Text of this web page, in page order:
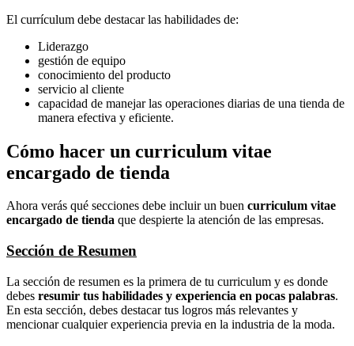
El currículum debe destacar las habilidades de:
Liderazgo
gestión de equipo
conocimiento del producto
servicio al cliente
capacidad de manejar las operaciones diarias de una tienda de
manera efectiva y eficiente.
Cómo hacer un curriculum vitae
encargado de tienda
Ahora verás qué secciones debe incluir un buen curriculum vitae
encargado de tienda que despierte la atención de las empresas.
Sección de Resumen
La sección de resumen es la primera de tu curriculum y es donde
debes resumir tus habilidades y experiencia en pocas palabras.
En esta sección, debes destacar tus logros más relevantes y
mencionar cualquier experiencia previa en la industria de la moda.